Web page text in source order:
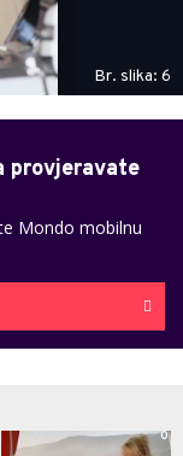
Br. slika: 6
provjeravate
Mondo mobilnu
0